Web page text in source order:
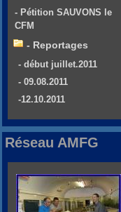
- Pétition SAUVONS le
CFM
- Reportages
- début juillet.2011
- 09.08.2011
-12.10.2011
Réseau AMFG